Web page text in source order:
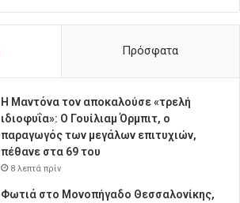
Πρόσφατα
Η Μαντόνα τον αποκαλούσε «τρελή
ιδιοφυΐα»: Ο Γουίλιαμ Όρμπιτ, ο
παραγωγός των μεγάλων επιτυχιών,
πέθανε στα 69 του
8 λεπτά πρίν
Φωτιά στο Μονοπήγαδο Θεσσαλονίκης,